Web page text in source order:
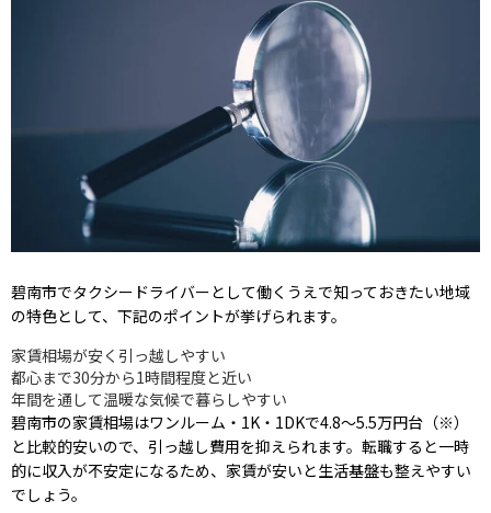
碧南市でタクシードライバーとして働くうえで知っておきたい地域
の特色として、下記のポイントが挙げられます。
家賃相場が安く引っ越しやすい
都心まで30分から1時間程度と近い
年間を通して温暖な気候で暮らしやすい
碧南市の家賃相場はワンルーム・1K・1DKで4.8〜5.5万円台（※）
と比較的安いので、引っ越し費用を抑えられます。転職すると一時
的に収入が不安定になるため、家賃が安いと生活基盤も整えやすい
でしょう。